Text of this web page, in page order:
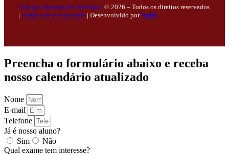
Aliança Francesa de São Paulo © 2026 – Todos os direitos reservados
| Política de Privacidade | Desenvolvido por Apiki
Preencha o formulário abaixo e receba
nosso calendário atualizado
Nome
E-mail
Telefone
Já é nosso aluno?
Sim
Não
Qual exame tem interesse?